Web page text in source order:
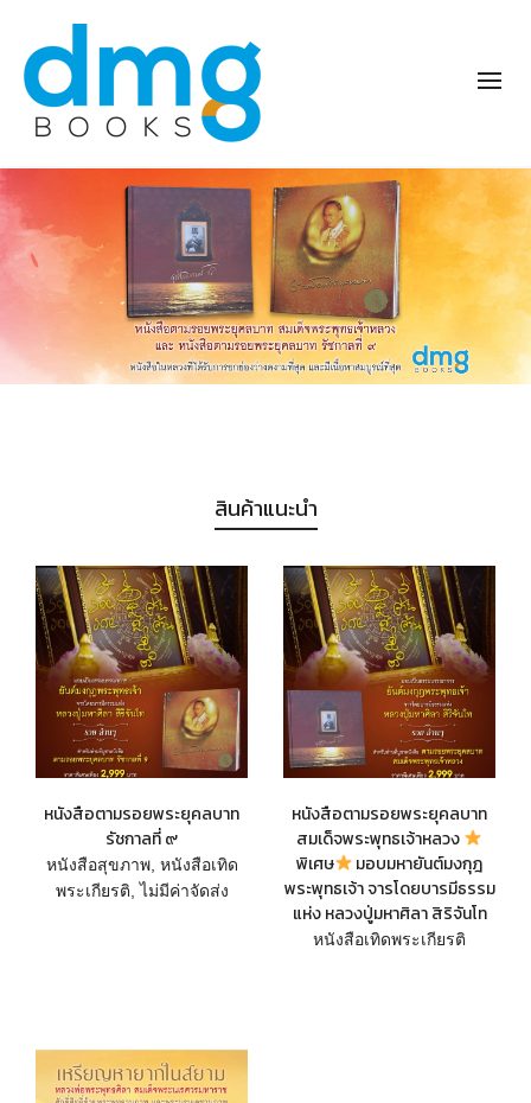
สินค้าแนะนำ
หนังสือตามรอยพระยุคลบาท
รัชกาลที่ ๙
หนังสือสุขภาพ, หนังสือเทิด
พระเกียรติ ,ไม่มีค่าจัดส่ง
หนังสือตามรอยพระยุคลบาท
สมเด็จพระพุทธเจ้าหลวง
พิเศษ
มอบมหายันต์มงกุฎ
พระพุทธเจ้า จารโดยบารมีธรรม
แห่ง หลวงปู่มหาศิลา สิริจันโท
หนังสือเทิดพระเกียรติ